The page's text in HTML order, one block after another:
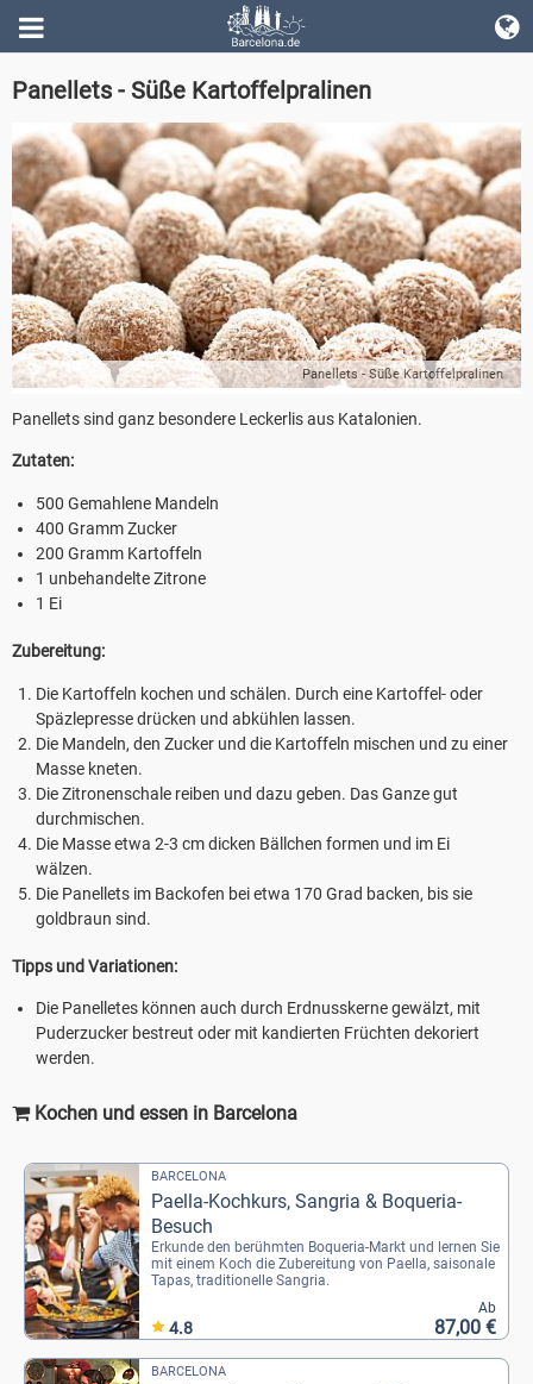
Panellets - Süße Kartoffelpralinen
Panellets - Süße Kartoffelpralinen
Panellets sind ganz besondere Leckerlis aus Katalonien.
Zutaten:
500 Gemahlene Mandeln
400 Gramm Zucker
200 Gramm Kartoffeln
1 unbehandelte Zitrone
1 Ei
Zubereitung:
Die Kartoffeln kochen und schälen. Durch eine Kartoffel- oder
Späzlepresse drücken und abkühlen lassen.
Die Mandeln, den Zucker und die Kartoffeln mischen und zu einer
Masse kneten.
Die Zitronenschale reiben und dazu geben. Das Ganze gut
durchmischen.
Die Masse etwa 2-3 cm dicken Bällchen formen und im Ei
wälzen.
Die Panellets im Backofen bei etwa 170 Grad backen, bis sie
goldbraun sind.
Tipps und Variationen:
Die Panelletes können auch durch Erdnusskerne gewälzt, mit
Puderzucker bestreut oder mit kandierten Früchten dekoriert
werden.
Kochen und essen in Barcelona
BARCELONA
Paella-Kochkurs, Sangria & Boqueria-
Besuch
Erkunde den berühmten Boqueria-Markt und lernen Sie
mit einem Koch die Zubereitung von Paella, saisonale
Tapas, traditionelle Sangria.
4.8
Ab
87,00 €
BARCELONA